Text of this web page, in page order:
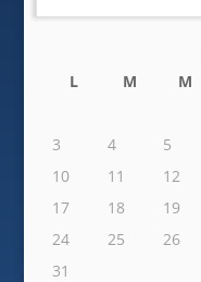
L M M
3
4 5
10
11 12
17
18 19
24
25 26
31